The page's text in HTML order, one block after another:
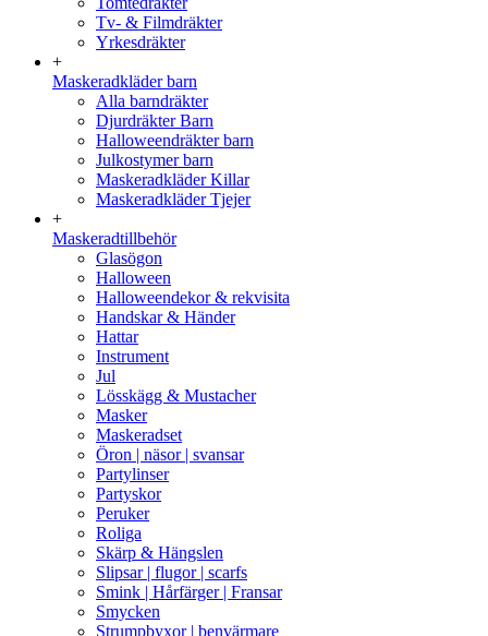
Tv- & Filmdräkter
Yrkesdräkter
+
Maskeradkläder barn
Alla barndräkter
Djurdräkter Barn
Halloweendräkter barn
Julkostymer barn
Maskeradkläder Killar
Maskeradkläder Tjejer
+
Maskeradtillbehör
Glasögon
Halloween
Halloweendekor & rekvisita
Handskar & Händer
Hattar
Instrument
Jul
Lösskägg & Mustacher
Masker
Maskeradset
Öron | näsor | svansar
Partylinser
Partyskor
Peruker
Roliga
Skärp & Hängslen
Slipsar | flugor | scarfs
Smink | Hårfärger | Fransar
Smycken
Strumpbyxor | benvärmare